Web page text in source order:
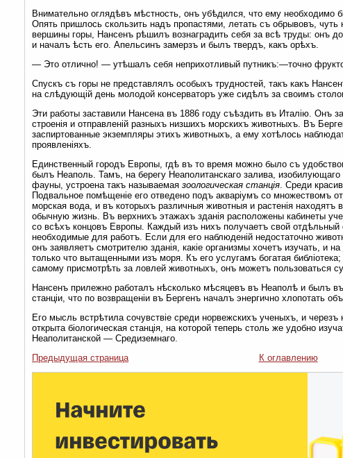
Внимательно оглядѣвъ мѣстность, онъ убѣдился, что ему необходимо
Опять пришлось скользить надъ пропастями, летать съ обрывовъ,
вершины горы, Нансенъ рѣшилъ вознаградить себя за всѣ труды: онъ
и началъ ѣсть его. Апельсинъ замерзъ и былъ твердъ, какъ орѣхъ.
— Это отлично! — утѣшалъ себя неприхотливый путникъ:—точно
Спускъ съ горы не представлялъ особыхъ трудностей, такъ какъ
на слѣдующій день молодой консерваторъ уже сидѣлъ за своимъ
Эти работы заставили Нансена въ 1886 году съѣздить въ Италію. Онъ
строенія и отправленій разныхъ низшихъ морскихъ животныхъ. Въ
заспиртованные экземпляры этихъ животныхъ, а ему хотѣлось
проявленіяхъ.
Единственный городъ Европы, гдѣ въ то время можно было съ
былъ Неаполь. Тамъ, на берегу Неаполитанскаго залива,
фауны, устроена такъ называемая зоологическая станція. Среди
Подвальное помѣщеніе его отведено подъ акваріумъ со множествомъ
морская вода, и въ которыхъ различныя животныя и растенія находятъ
обычную жизнь. Въ верхнихъ этажахъ зданія расположены кабинеты
со всѣхъ концовъ Европы. Каждый изъ нихъ получаетъ свой отдѣльный
необходимые для работъ. Если для его наблюденій недостаточно
онъ заявляетъ смотрителю зданія, какіе организмы хочетъ изучать, и
только что вытащенными изъ моря. Къ его услугамъ богатая
самому присмотрѣть за ловлей животныхъ, онъ можетъ пользоваться
Нансенъ прилежно работалъ нѣсколько мѣсяцевъ въ Неаполѣ и былъ
станціи, что по возвращеніи въ Бергенъ началъ энергично хлопотать
Его мысль встрѣтила сочувствіе среди норвежскихъ ученыхъ, и
открыта біологическая станція, на которой теперь столь же удобно
Неаполитанской — Средиземнаго.
Предыдущая страница
К оглавлению